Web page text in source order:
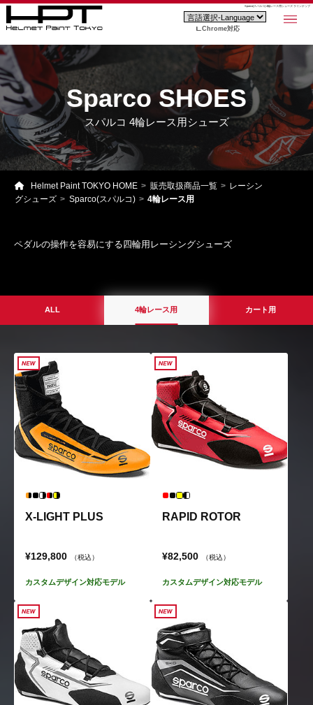
Sparco(スパルコ) 4輪レース用シューズ ラインナップ
Chrome対応
Sparco SHOES
スパルコ 4輪レース用シューズ
Helmet Paint TOKYO HOME 販売取扱商品一覧
レーシン
グシューズ
Sparco(スパルコ) 4輪レース用
ペダルの操作を容易にする四輪用レーシングシューズ
ALL 4輪レース用 カート用
X-LIGHT PLUS
¥129,800 （税込）
カスタムデザイン対応モデル
RAPID ROTOR
¥82,500 （税込）
カスタムデザイン対応モデル